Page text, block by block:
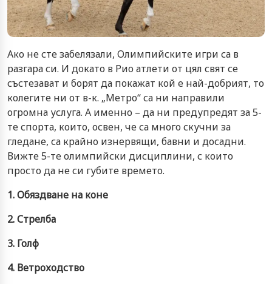
Ако не сте забелязали, Олимпийските игри са в
разгара си. И докато в Рио атлети от цял свят се
състезават и борят да покажат кой е най-добрият, то
колегите ни от в-к. „Метро“ са ни направили
огромна услуга. А именно – да ни предупредят за 5-
те спорта, които, освен, че са много скучни за
гледане, са крайно изнервящи, бавни и досадни.
Вижте 5-те олимпийски дисциплини, с които
просто да не си губите времето.
1. Обяздване на коне
2. Стрелба
3. Голф
4. Ветроходство